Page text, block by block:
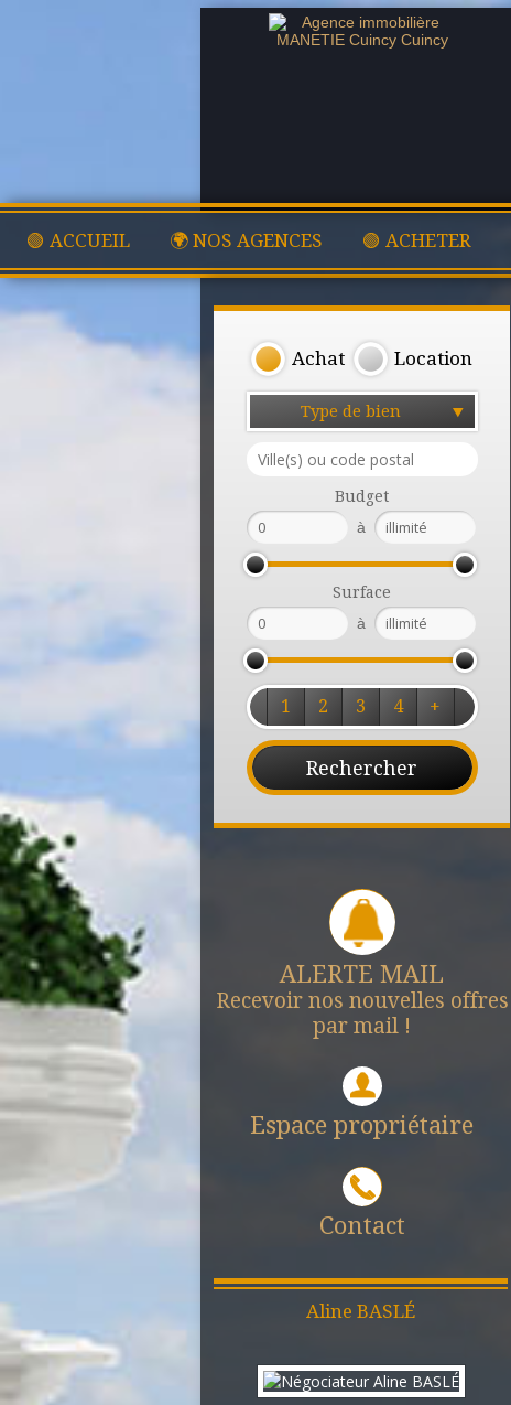
🟢 ACCUEIL 🌍 NOS AGENCES 🟢 ACHETER
Achat Location
Type de bien
Budget
à
Surface
à
1 2 3 4 +
ALERTE MAIL
Recevoir nos nouvelles offres
par mail !
Espace propriétaire
Contact
Aline BASLÉ